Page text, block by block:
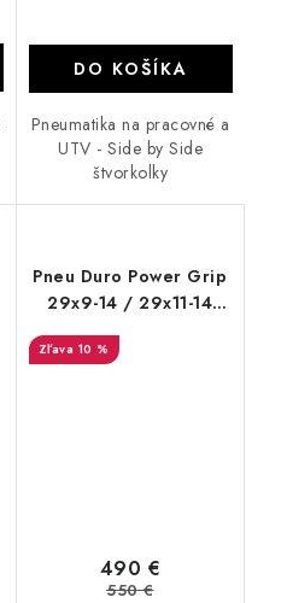
DO KOŠÍKA
Pneumatika na pracovné a
UTV - Side by Side
štvorkolky
Pneu Duro Power Grip
29x9-14 / 29x11-14
10 %
490 €
550 €